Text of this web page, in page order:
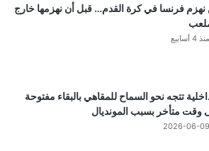
نهزم فرنسا في كرة القدم… قبل أن نهزمها خارج
منذ 4 أسابيع
تتجه نحو السماح للمقاهي بالبقاء مفتوحة
وقت متأخر بسبب المونديال
2026-06-09